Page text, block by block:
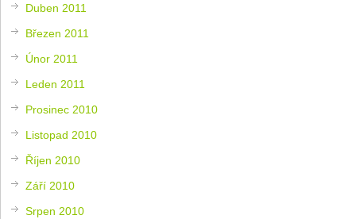
Duben 2011
Březen 2011
Únor 2011
Leden 2011
Prosinec 2010
Listopad 2010
Říjen 2010
Září 2010
Srpen 2010